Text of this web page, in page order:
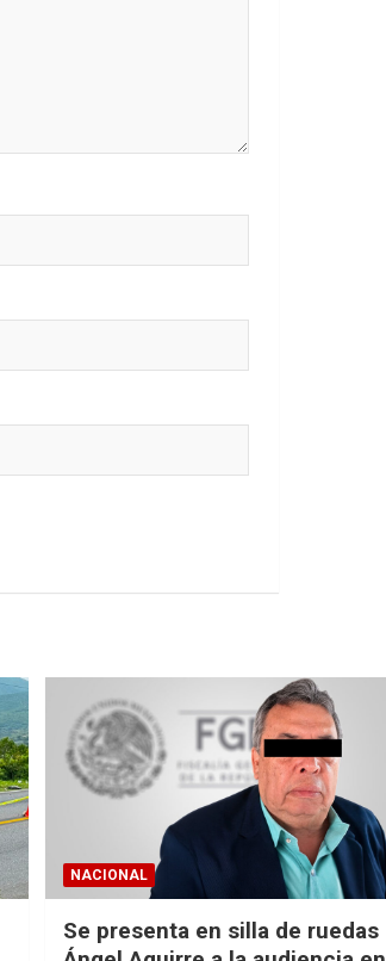
NACIONAL
Se presenta en silla de ruedas